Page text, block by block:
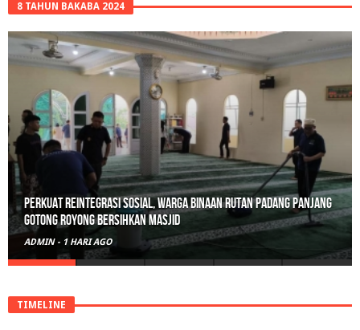
8 TAHUN BAKABA 2024
Polisi Sita 82 Paket Ganja Siap Edar di Tanah Datar
ADMIN - 2 HARI AGO
TIMELINE